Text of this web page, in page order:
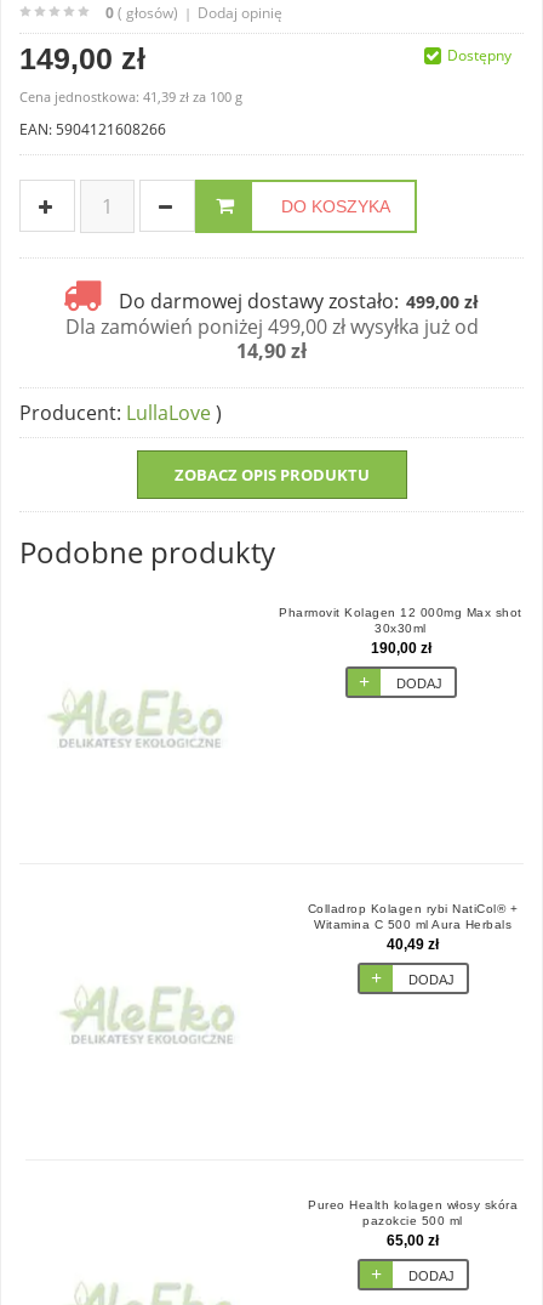
0( głosów) | Dodaj opinię
149,00 zł
Cena jednostkowa: 41,39 zł za 100 g
EAN: 5904121608266
DO KOSZYKA
Do darmowej dostawy zostało: 499,00 zł
Dla zamówień poniżej 499,00 zł wysyłka już od
14,90 zł
Dostępny
Producent: LullaLove)
ZOBACZ OPIS PRODUKTU
Podobne produkty
Pharmovit Kolagen 12 000mg Max shot
30x30ml
190,00 zł
DODAJ
Colladrop Kolagen rybi NatiCol® +
Witamina C 500 ml Aura Herbals
40,49 zł
DODAJ
Pureo Health kolagen włosy skóra
pazokcie 500 ml
65,00 zł
DODAJ